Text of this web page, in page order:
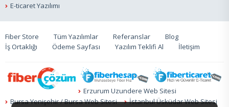
E-ticaret Yazılımı
Fiber Store Tüm Yazılımlar Referanslar
Blog
İş Ortaklığı
Ödeme Sayfası Yazılım Teklifi Al İletişim
Erzurum Uzundere Web Sitesi
Bursa Yenişehir / Bursa Web Sitesi
İstanbul Üsküdar Web Sitesi